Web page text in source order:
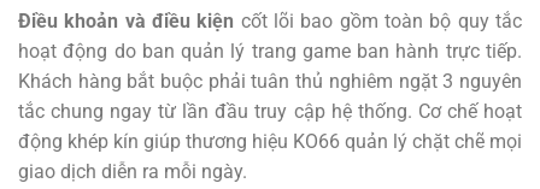
Điều khoản và điều kiện cốt lõi bao gồm toàn bộ quy tắc
hoạt động do ban quản lý trang game ban hành trực tiếp.
Khách hàng bắt buộc phải tuân thủ nghiêm ngặt 3 nguyên
tắc chung ngay từ lần đầu truy cập hệ thống. Cơ chế hoạt
động khép kín giúp thương hiệu KO66 quản lý chặt chẽ mọi
giao dịch diễn ra mỗi ngày.